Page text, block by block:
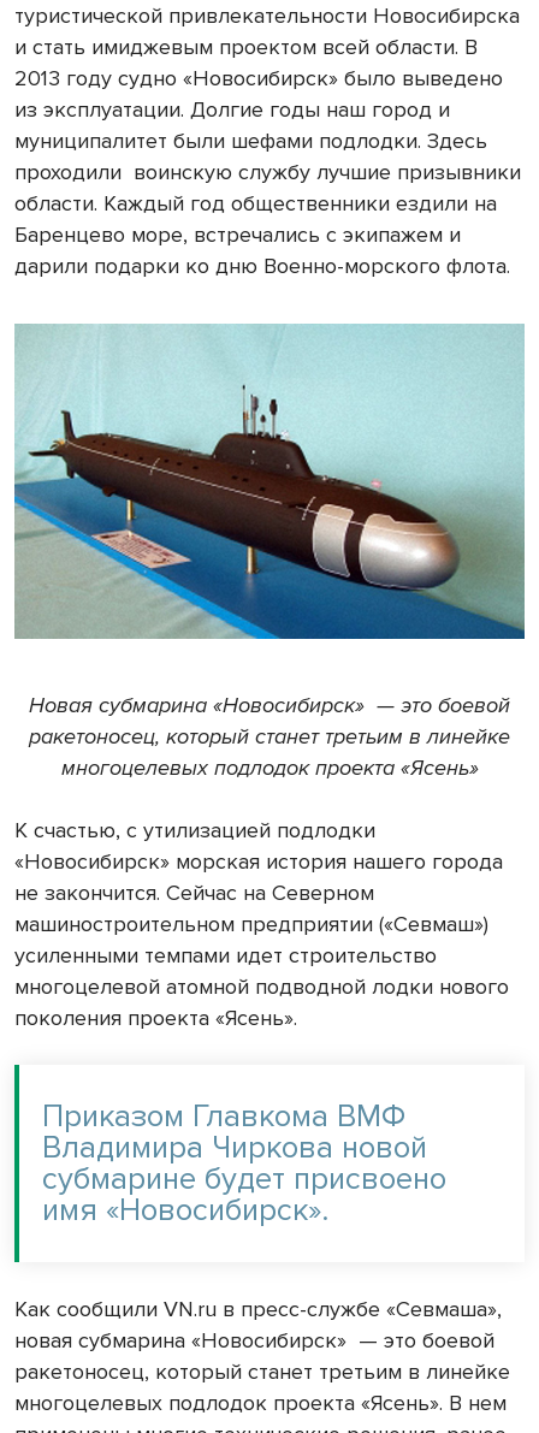
туристической привлекательности Новосибирска
и стать имиджевым проектом всей области. В
2013 году судно «Новосибирск» было выведено
из эксплуатации. Долгие годы наш город и
муниципалитет были шефами подлодки. Здесь
проходили воинскую службу лучшие призывники
области. Каждый год общественники ездили на
Баренцево море, встречались с экипажем и
дарили подарки ко дню Военно-морского флота.
Новая субмарина «Новосибирск» — это боевой
ракетоносец, который станет третьим в линейке
многоцелевых подлодок проекта «Ясень»
К счастью, с утилизацией подлодки
«Новосибирск» морская история нашего города
не закончится. Сейчас на Северном
машиностроительном предприятии («Севмаш»)
усиленными темпами идет строительство
многоцелевой атомной подводной лодки нового
поколения проекта «Ясень».
Приказом Главкома ВМФ
Владимира Чиркова новой
субмарине будет присвоено
имя «Новосибирск».
Как сообщили VN.ru в пресс-службе «Севмаша»,
новая субмарина «Новосибирск» — это боевой
ракетоносец, который станет третьим в линейке
многоцелевых подлодок проекта «Ясень». В нем